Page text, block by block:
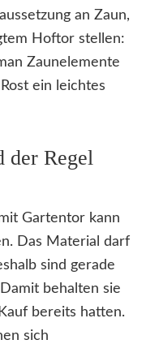
an Zaun,
Hoftor stellen:
Zaunelemente
ein leichtes
der Regel
Gartentor kann
Das Material darf
sind gerade
behalten sie
bereits hatten.
sich